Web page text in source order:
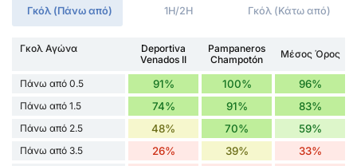
Γκόλ (Πάνω από) 1H/2H Γκόλ (Κάτω από)
Γκολ Αγώνα
Deportiva
Venados II
Pampaneros
Champotón
Μέσος Όρος
Πάνω από 0.5 91% 100% 96%
Πάνω από 1.5 74% 91% 83%
Πάνω από 2.5 48% 70% 59%
Πάνω από 3.5 26% 39% 33%